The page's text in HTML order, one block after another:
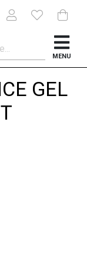
MENU
GEL